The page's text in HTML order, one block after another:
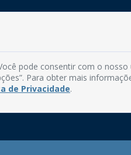
Mamanguape/PB
2246
das 08h às 13h
pode consentir com o nosso
Para obter mais
de Privacidade.